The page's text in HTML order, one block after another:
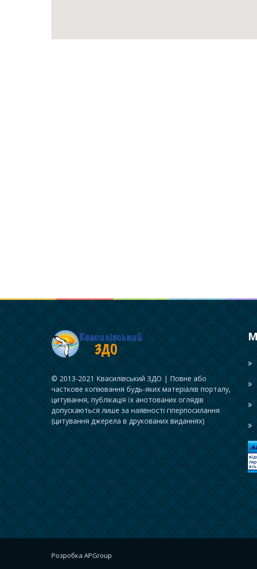
© 2013-2021 Квасилівський ЗДО | Повне або
часткове копіювання будь-яких матеріалів порталу,
цитування, публікація їх анотованих оглядів
допускаються лише за наявності гіперпосилання
(цитування джерела в друкованих виданнях)
Розробка APGroup